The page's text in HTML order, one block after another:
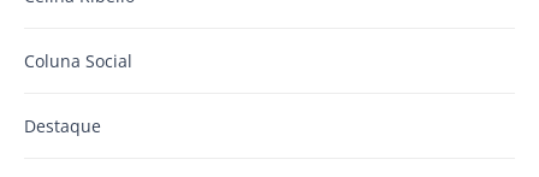
Coluna Social
Destaque